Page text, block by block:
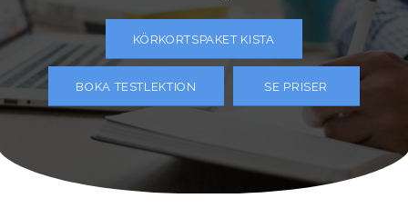
KÖRKORTSPAKET KISTA
BOKA TESTLEKTION SE PRISER